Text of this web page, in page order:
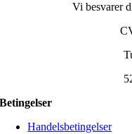
Vi besvarer
Betingelser
Handelsbetingelser